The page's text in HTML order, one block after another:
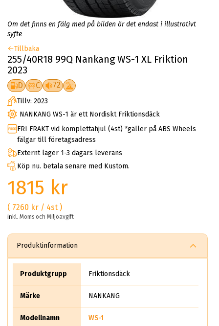
Om det finns en fälg med på bilden är det endast i illustrativt
syfte
Tillbaka
255/40R18 99Q Nankang WS-1 XL Friktion
2023
D C 72
Tillv: 2023
NANKANG WS-1 är ett Nordiskt Friktionsdäck
FRI FRAKT vid komplettahjul (4st) *gäller på ABS Wheels
fälgar till företagsadress
Externt lager 1-3 dagars leverans
Köp nu. betala senare med Kustom.
1815 kr
( 7260 kr / 4st )
inkl. Moms och Miljöavgift
Produktinformation
Produktgrupp Friktionsdäck
Märke NANKANG
Modellnamn WS-1